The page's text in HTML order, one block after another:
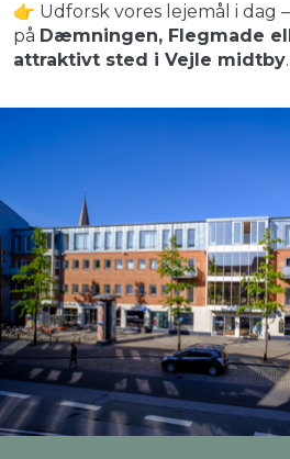
👉 Udforsk vores lejemål i dag
på Dæmningen, Flegmade
attraktivt sted i Vejle midtby.